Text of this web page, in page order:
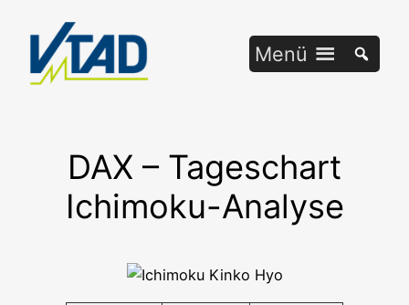
springen
Menü
DAX – Tageschart
Ichimoku-Analyse